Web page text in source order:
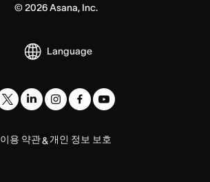
© 2026Asana, Inc.
Language
이용 약관& 개인 정보 보호